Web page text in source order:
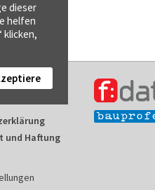
und Haftung
dieser
helfen
klicken,